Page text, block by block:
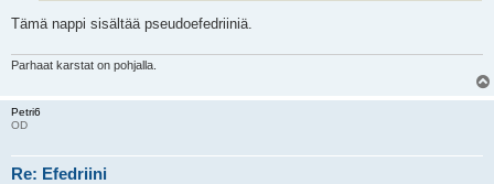
Tämä nappi sisältää pseudoefedriiniä.
Parhaat karstat on pohjalla.
Petri6
OD
Re: Efedriini